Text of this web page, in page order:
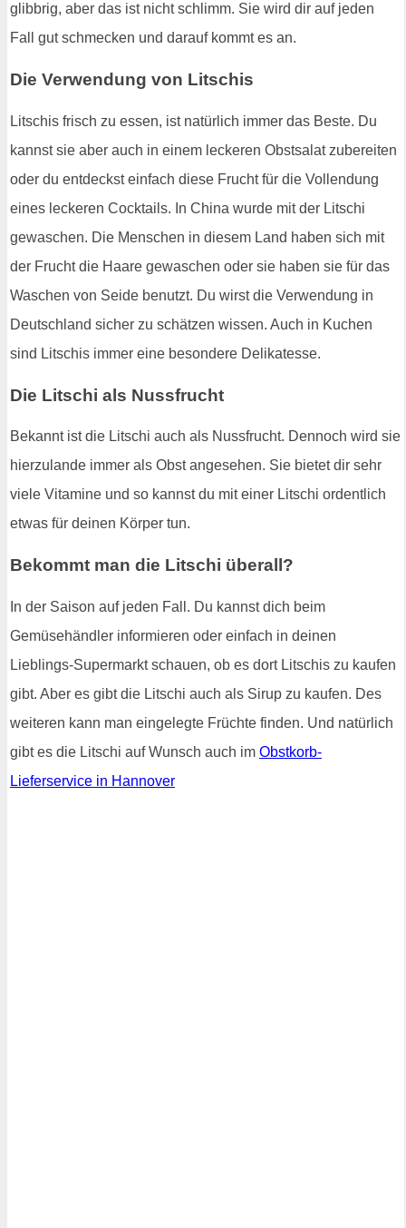
glibbrig, aber das ist nicht schlimm. Sie wird dir auf jeden
Fall gut schmecken und darauf kommt es an.
Die Verwendung von Litschis
Litschis frisch zu essen, ist natürlich immer das Beste. Du
kannst sie aber auch in einem leckeren Obstsalat zubereiten
oder du entdeckst einfach diese Frucht für die Vollendung
eines leckeren Cocktails. In China wurde mit der Litschi
gewaschen. Die Menschen in diesem Land haben sich mit
der Frucht die Haare gewaschen oder sie haben sie für das
Waschen von Seide benutzt. Du wirst die Verwendung in
Deutschland sicher zu schätzen wissen. Auch in Kuchen
sind Litschis immer eine besondere Delikatesse.
Die Litschi als Nussfrucht
Bekannt ist die Litschi auch als Nussfrucht. Dennoch wird sie
hierzulande immer als Obst angesehen. Sie bietet dir sehr
viele Vitamine und so kannst du mit einer Litschi ordentlich
etwas für deinen Körper tun.
Bekommt man die Litschi überall?
In der Saison auf jeden Fall. Du kannst dich beim
Gemüsehändler informieren oder einfach in deinen
Lieblings-Supermarkt schauen, ob es dort Litschis zu kaufen
gibt. Aber es gibt die Litschi auch als Sirup zu kaufen. Des
weiteren kann man eingelegte Früchte finden. Und natürlich
gibt es die Litschi auf Wunsch auch im Obstkorb-
Lieferservice in Hannover